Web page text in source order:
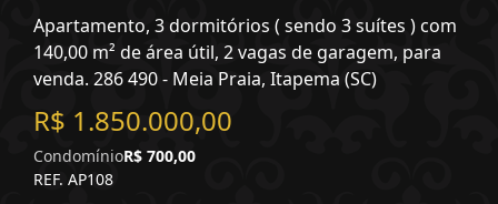
Apartamento, 3 dormitórios ( sendo 3 suítes ) com
140,00 m² de área útil, 2 vagas de garagem, para
venda. 286 490 - Meia Praia, Itapema (SC)
R$ 1.850.000,00
CondomínioR$ 700,00
REF. AP108